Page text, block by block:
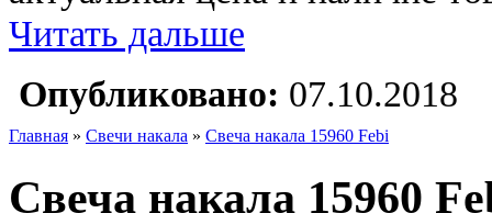
Читать дальше
Опубликовано: 07.10.2018
Главная » Свечи накала » Свеча накала 15960 Febi
Свеча накала 15960